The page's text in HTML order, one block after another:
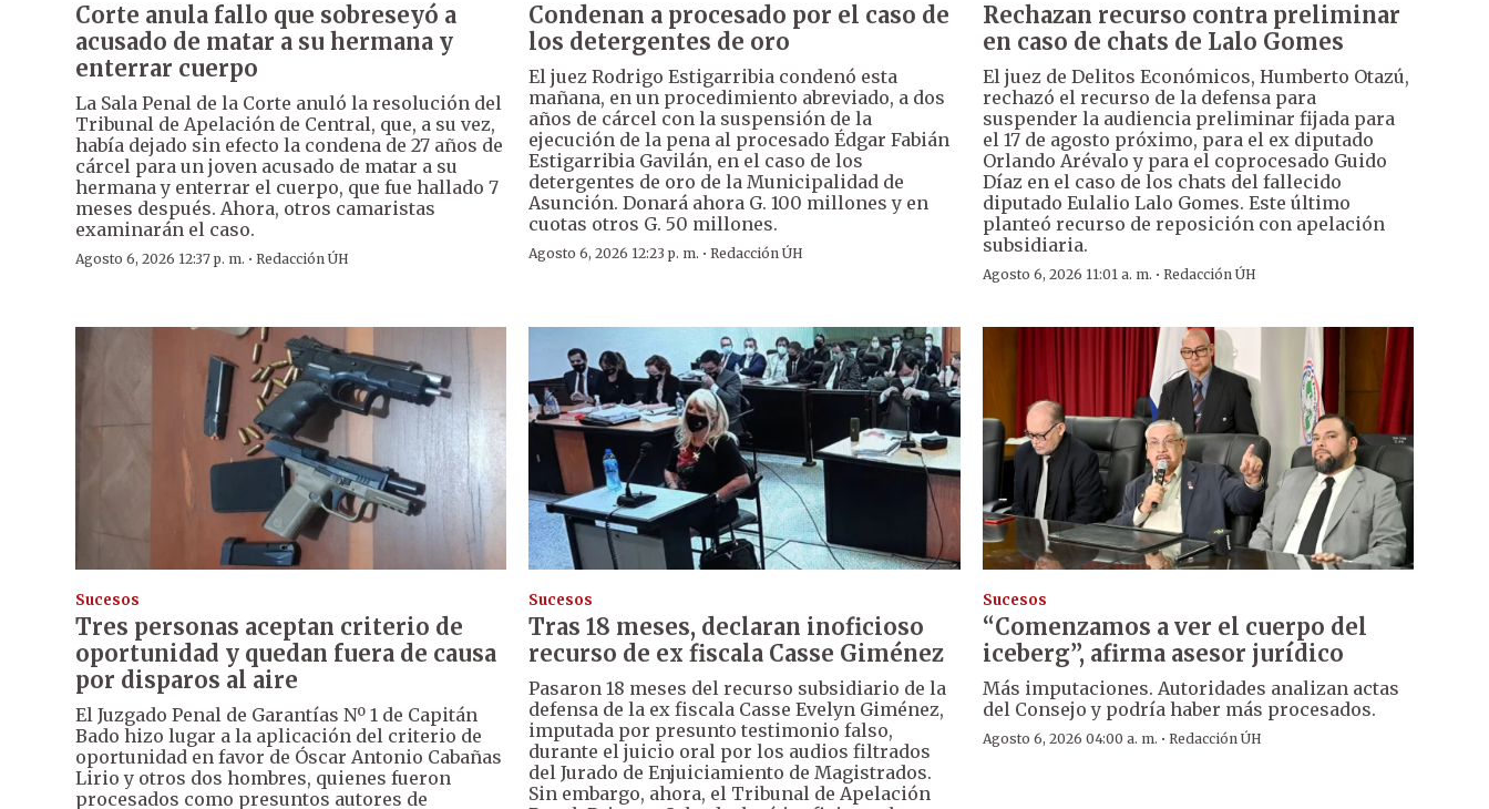
Corte anula fallo que sobreseyó a
acusado de matar a su hermana y
enterrar cuerpo
La Sala Penal de la Corte anuló la resolución del
Tribunal de Apelación de Central, que, a su vez,
había dejado sin efecto la condena de 27 años de
cárcel para un joven acusado de matar a su
hermana y enterrar el cuerpo, que fue hallado 7
meses después. Ahora, otros camaristas
examinarán el caso.
Agosto 6, 2026 12:37 p. m. · Redacción ÚH
Condenan a procesado por el caso de
los detergentes de oro
El juez Rodrigo Estigarribia condenó esta
mañana, en un procedimiento abreviado, a dos
años de cárcel con la suspensión de la
ejecución de la pena al procesado Édgar Fabián
Estigarribia Gavilán, en el caso de los
detergentes de oro de la Municipalidad de
Asunción. Donará ahora G. 100 millones y en
cuotas otros G. 50 millones.
Agosto 6, 2026 12:23 p. m. ·Redacción ÚH
Rechazan recurso contra preliminar
en caso de chats de Lalo Gomes
El juez de Delitos Económicos, Humberto Otazú,
rechazó el recurso de la defensa para
suspender la audiencia preliminar fijada para
el 17 de agosto próximo, para el ex diputado
Orlando Arévalo y para el coprocesado Guido
Díaz en el caso de los chats del fallecido
diputado Eulalio Lalo Gomes. Este último
planteó recurso de reposición con apelación
subsidiaria.
Agosto 6, 2026 11:01 a. m. · Redacción ÚH
Sucesos
Tres personas aceptan criterio de
oportunidad y quedan fuera de causa
por disparos al aire
El Juzgado Penal de Garantías Nº 1 de Capitán
Bado hizo lugar a la aplicación del criterio de
oportunidad en favor de Óscar Antonio Cabañas
Lirio y otros dos hombres, quienes fueron
procesados como presuntos autores de
Sucesos
Tras 18 meses, declaran inoficioso
recurso de ex fiscala Casse Giménez
Pasaron 18 meses del recurso subsidiario de la
defensa de la ex fiscala Casse Evelyn Giménez,
imputada por presunto testimonio falso,
durante el juicio oral por los audios filtrados
del Jurado de Enjuiciamiento de Magistrados.
Sin embargo, ahora, el Tribunal de Apelación
Sucesos
“Comenzamos a ver el cuerpo del
iceberg”, afirma asesor jurídico
Más imputaciones. Autoridades analizan actas
del Consejo y podría haber más procesados.
Agosto 6, 2026 04:00 a. m. · Redacción ÚH